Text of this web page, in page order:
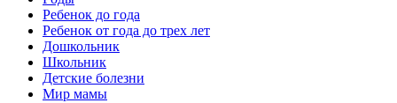
Ребенок до года
Ребенок от года до трех лет
Дошкольник
Школьник
Детские болезни
Мир мамы